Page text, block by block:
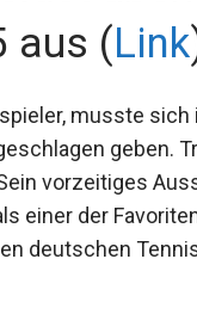
aus (Link
musste sich
geben.
vorzeitiges
einer der
deutschen